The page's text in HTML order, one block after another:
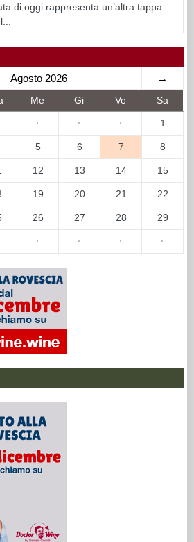
di oggi rappresenta un’altra tappa
Agosto 2026 →
Me Gi Ve Sa
· · · 1
5 6 7 8
12 13 14 15
19 20 21 22
26 27 28 29
· · · ·